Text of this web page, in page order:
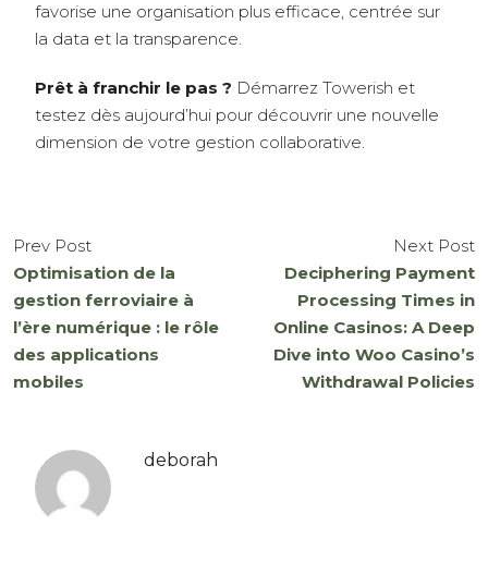
favorise une organisation plus efficace, centrée sur
la data et la transparence.
Prêt à franchir le pas ? Démarrez Towerish et
testez dès aujourd’hui pour découvrir une nouvelle
dimension de votre gestion collaborative.
Prev Post
Optimisation de la
gestion ferroviaire à
l’ère numérique : le rôle
des applications
mobiles
Next Post
Deciphering Payment
Processing Times in
Online Casinos: A Deep
Dive into Woo Casino’s
Withdrawal Policies
deborah